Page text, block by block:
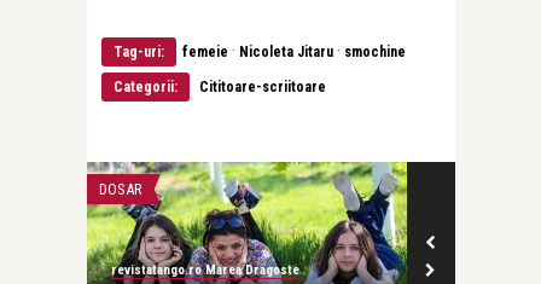
Tag-uri: femeie · Nicoleta Jitaru · smochine
Categorii: Cititoare-scriitoare
DOSAR
revistatango.ro Marea Dragoste